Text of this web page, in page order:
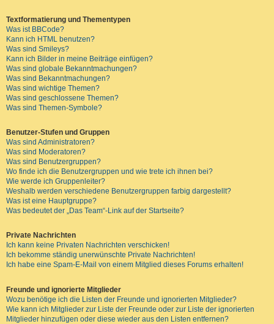
Textformatierung und Thementypen
Was ist BBCode?
Kann ich HTML benutzen?
Was sind Smileys?
Kann ich Bilder in meine Beiträge einfügen?
Was sind globale Bekanntmachungen?
Was sind Bekanntmachungen?
Was sind wichtige Themen?
Was sind geschlossene Themen?
Was sind Themen-Symbole?
Benutzer-Stufen und Gruppen
Was sind Administratoren?
Was sind Moderatoren?
Was sind Benutzergruppen?
Wo finde ich die Benutzergruppen und wie trete ich ihnen bei?
Wie werde ich Gruppenleiter?
Weshalb werden verschiedene Benutzergruppen farbig dargestellt?
Was ist eine Hauptgruppe?
Was bedeutet der „Das Team“-Link auf der Startseite?
Private Nachrichten
Ich kann keine Privaten Nachrichten verschicken!
Ich bekomme ständig unerwünschte Private Nachrichten!
Ich habe eine Spam-E-Mail von einem Mitglied dieses Forums erhalten!
Freunde und ignorierte Mitglieder
Wozu benötige ich die Listen der Freunde und ignorierten Mitglieder?
Wie kann ich Mitglieder zur Liste der Freunde oder zur Liste der ignorierten
Mitglieder hinzufügen oder diese wieder aus den Listen entfernen?